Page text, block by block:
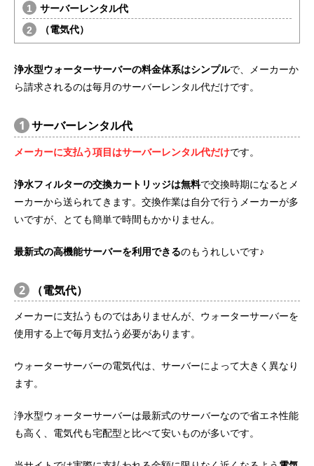
サーバーレンタル代
（電気代）
浄水型ウォーターサーバーの料金体系はシンプルで、メーカーか
ら請求されるのは毎月のサーバーレンタル代だけです。
1 サーバーレンタル代
メーカーに支払う項目はサーバーレンタル代だけです。
浄水フィルターの交換カートリッジは無料で交換時期になるとメ
ーカーから送られてきます。交換作業は自分で行うメーカーが多
いですが、とても簡単で時間もかかりません。
最新式の高機能サーバーを利用できるのもうれしいです♪
2 （電気代）
メーカーに支払うものではありませんが、ウォーターサーバーを
使用する上で毎月支払う必要があります。
ウォーターサーバーの電気代は、サーバーによって大きく異なり
ます。
浄水型ウォーターサーバーは最新式のサーバーなので省エネ性能
も高く、電気代も宅配型と比べて安いものが多いです。